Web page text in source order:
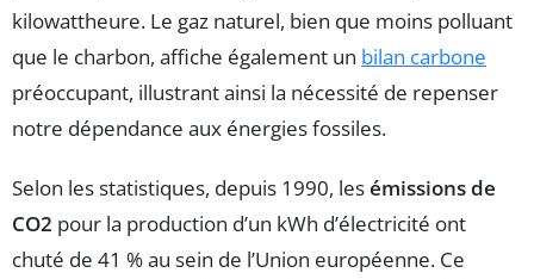
kilowattheure. Le gaz naturel, bien que moins polluant
que le charbon, affiche également un bilan carbone
préoccupant, illustrant ainsi la nécessité de repenser
notre dépendance aux énergies fossiles.
Selon les statistiques, depuis 1990, lesémissions de
CO2 pour la production d’un kWh d’électricité ont
chuté de 41 % au sein de l’Union européenne. Ce